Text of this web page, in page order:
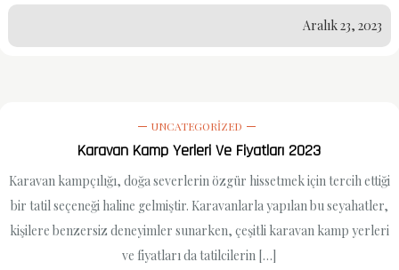
Aralık 23, 2023
UNCATEGORIZED
Karavan Kamp Yerleri Ve Fiyatları 2023
Karavan kampçılığı, doğa severlerin özgür hissetmek için tercih ettiği
bir tatil seçeneği haline gelmiştir. Karavanlarla yapılan bu seyahatler,
kişilere benzersiz deneyimler sunarken, çeşitli karavan kamp yerleri
ve fiyatları da tatilcilerin […]